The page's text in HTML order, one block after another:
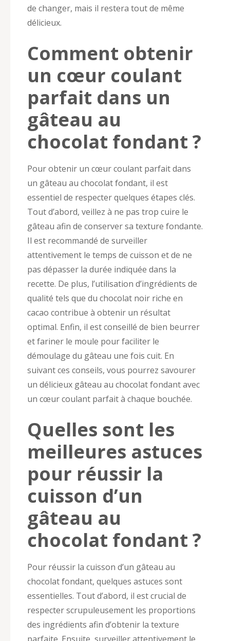
de changer, mais il restera tout de même
délicieux.
Comment obtenir
un cœur coulant
parfait dans un
gâteau au
chocolat fondant ?
Pour obtenir un cœur coulant parfait dans
un gâteau au chocolat fondant, il est
essentiel de respecter quelques étapes clés.
Tout d’abord, veillez à ne pas trop cuire le
gâteau afin de conserver sa texture fondante.
Il est recommandé de surveiller
attentivement le temps de cuisson et de ne
pas dépasser la durée indiquée dans la
recette. De plus, l’utilisation d’ingrédients de
qualité tels que du chocolat noir riche en
cacao contribue à obtenir un résultat
optimal. Enfin, il est conseillé de bien beurrer
et fariner le moule pour faciliter le
démoulage du gâteau une fois cuit. En
suivant ces conseils, vous pourrez savourer
un délicieux gâteau au chocolat fondant avec
un cœur coulant parfait à chaque bouchée.
Quelles sont les
meilleures astuces
pour réussir la
cuisson d’un
gâteau au
chocolat fondant ?
Pour réussir la cuisson d’un gâteau au
chocolat fondant, quelques astuces sont
essentielles. Tout d’abord, il est crucial de
respecter scrupuleusement les proportions
des ingrédients afin d’obtenir la texture